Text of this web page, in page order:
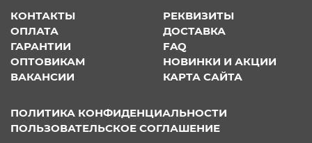
КОНТАКТЫ
РЕКВИЗИТЫ
ОПЛАТА
ДОСТАВКА
ГАРАНТИИ
FAQ
ОПТОВИКАМ
НОВИНКИ И АКЦИИ
ВАКАНСИИ
КАРТА САЙТА
ПОЛИТИКА КОНФИДЕНЦИАЛЬНОСТИ
ПОЛЬЗОВАТЕЛЬСКОЕ СОГЛАШЕНИЕ